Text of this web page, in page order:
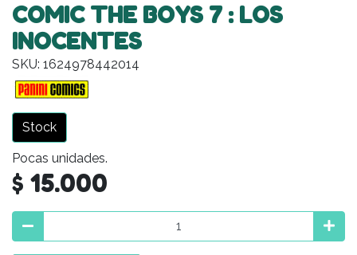
COMIC THE BOYS 7 : LOS
INOCENTES
SKU: 1624978442014
Stock
Pocas unidades.
$ 15.000